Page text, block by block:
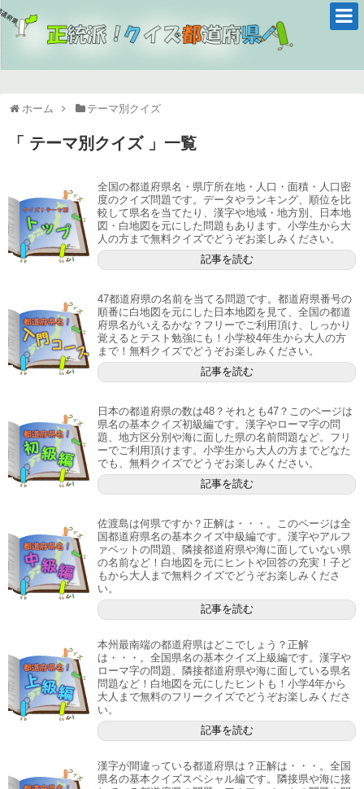
ホーム テーマ別クイズ
「 テーマ別クイズ 」一覧
全国の都道府県名・県庁所在地・人口・面積・人口密
度のクイズ問題です。データやランキング、順位を比
較して県名を当てたり、漢字や地域・地方別、日本地
図・白地図を元にした問題もあります。小学生から大
人の方まで無料クイズでどうぞお楽しみください。
記事を読む
47都道府県の名前を当てる問題です。都道府県番号の
順番に白地図を元にした日本地図を見て、全国の都道
府県名がいえるかな？フリーでご利用頂け、しっかり
覚えるとテスト勉強にも！小学校4年生から大人の方
まで！無料クイズでどうぞお楽しみください。
記事を読む
日本の都道府県の数は48？それとも47？このページは
県名の基本クイズ初級編です。漢字やローマ字の問
題、地方区分別や海に面した県の名前問題など。フリ
ーでご利用頂けます。小学生から大人の方までどなた
でも、無料クイズでどうぞお楽しみください。
記事を読む
佐渡島は何県ですか？正解は・・・。このページは全
国都道府県名の基本クイズ中級編です。漢字やアルフ
ァベットの問題、隣接都道府県や海に面していない県
の名前など！白地図を元にヒントや回答の充実！子ど
もから大人まで無料クイズでどうぞお楽しみくださ
い。
記事を読む
本州最南端の都道府県はどこでしょう？正解
は・・・。全国県名の基本クイズ上級編です。漢字や
ローマ字の問題、隣接都道府県や海に面している県名
問題など！白地図を元にしたヒントも！小学4年から
大人まで無料のフリークイズでどうぞお楽しみくださ
い。
記事を読む
漢字が間違っている都道府県は？正解は・・・。全国
県名の基本クイズスペシャル編です。隣接県や海に接